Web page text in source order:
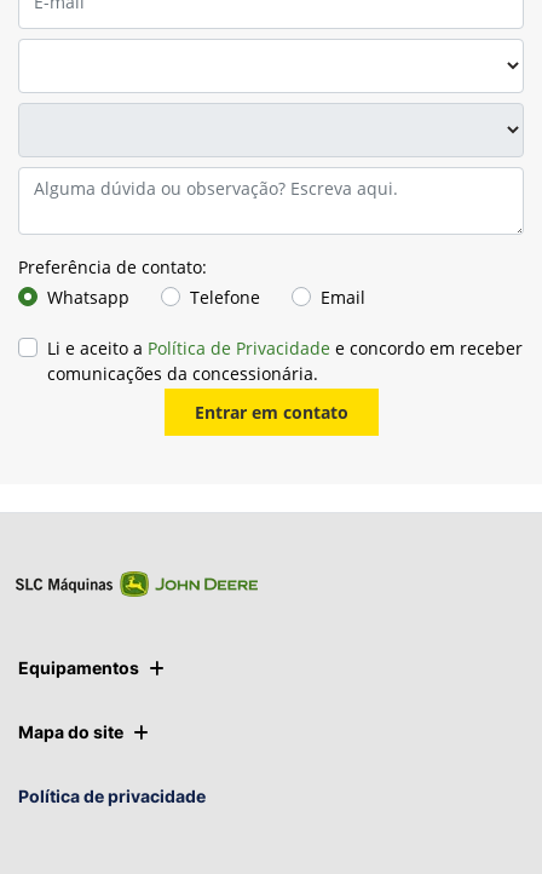
Preferência de contato:
Whatsapp
Telefone Email
Li e aceito a Política de Privacidade e concordo em receber
comunicações da concessionária.
Entrar em contato
Equipamentos
Mapa do site
Política de privacidade